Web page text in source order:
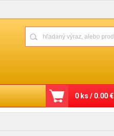
0 ks / 0.00 €